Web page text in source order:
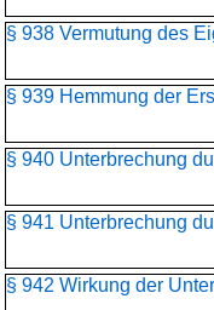
§ 938 Vermutung des
§ 939 Hemmung der
§ 940 Unterbrechung
§ 941 Unterbrechung
§ 942 Wirkung der